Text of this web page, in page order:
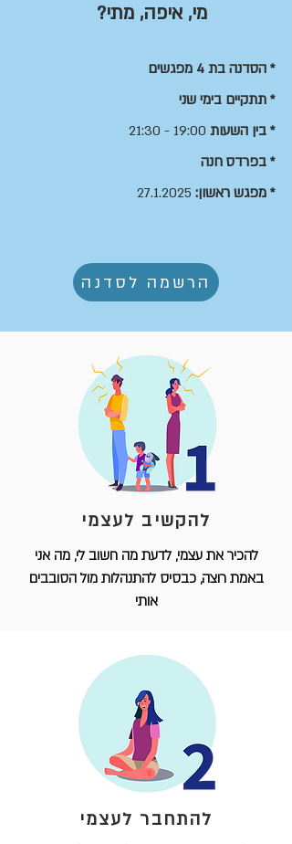
מי, איפה, מתי?
* הסדנה בת 4 מפגשים
* תתקיים בימי שני
* בין השעות
* בפרדס חנה
* מפגש ראשון: 27.1.2025
הרשמה לסדנה
להקשיב לעצמי
להכיר את עצמי, לדעת מה חשוב לי, מה אני
באמת רוצה, כבסיס להתנהלות מול הסובבים
אותי
להתחבר לעצמי